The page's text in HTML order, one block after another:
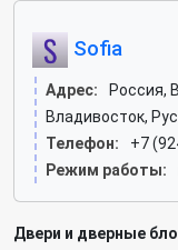
Sofia
Адрес:
Россия,
Владивосток,
Телефон:
+7
Режим работы:
Двери и дверные